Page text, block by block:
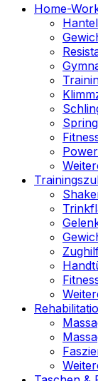
Home-